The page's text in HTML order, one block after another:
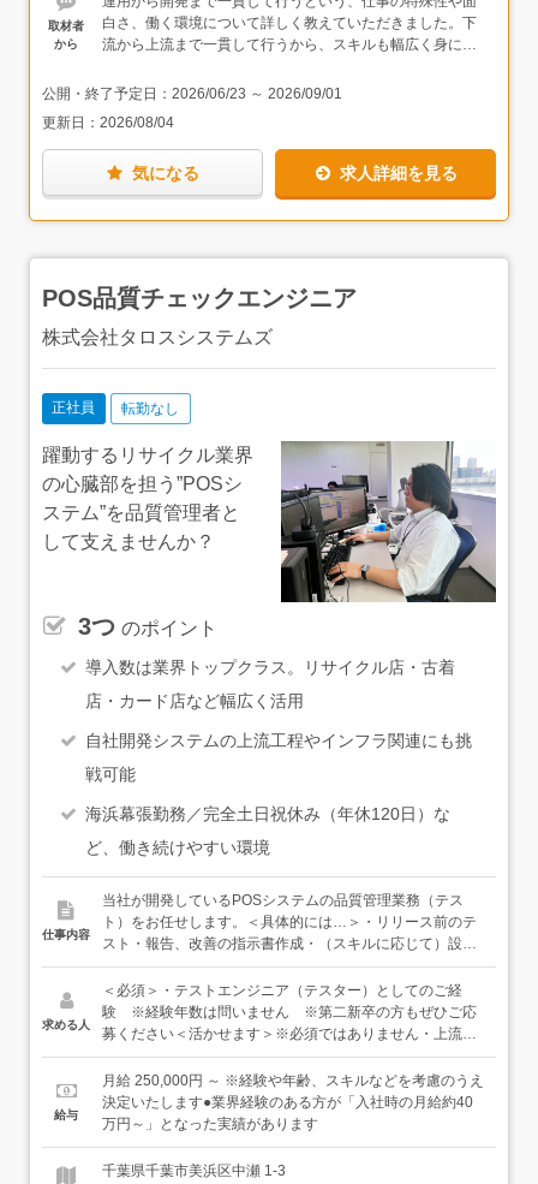
取材者
から
白さ、働く環境について詳しく教えていただきました。下
流から上流まで一貫して行うから、スキルも幅広く身につ
方も多いことなど、未経験の方でも安心して始められる環
また、民間企業だけでなく千葉県など自治体とも長年にわ
たりお取引を行い、安定した経営基盤がある同社。エンジ
ニアの仕事というと、客先常駐型スタイルなど勤務地の異
動が多いイメージもありますが、同社でなら、転勤などの
公開・終了予定日： 2026/06/23 ～ 2026/09/01
更新日： 2026/08/04
気になる 求人詳細を見る
POS品質チェックエンジニア
株式会社タロスシステムズ
正社員 転勤なし
躍動するリサイクル業界
の心臓部を担う”POSシ
ステム”を品質管理者と
して支えませんか？
3つ のポイント
導入数は業界トップクラス。リサイクル店・古着
店・カード店など幅広く活用
自社開発システムの上流工程やインフラ関連にも挑
戦可能
海浜幕張勤務／完全土日祝休み（年休120日）な
ど、働き続けやすい環境
仕事内容
当社が開発しているPOSシステムの品質管理業務（テス
ト）をお任せします。＜具体的には…＞・リリース前のテ
スト・報告、改善の指示書作成・（スキルに応じて）設計
書の作成当社では、プログラミングなどの工程は、中国に
あるラボでのオフショア開発を行っています。あなたが担
当するのは、中国より上がってきたシステムサービスを、
お客様へのリリース前にさまざまな角度から操作テストを
り込めているか」「バグはないか」「余分な動作がない
か」などを、あらゆる角度から操作を試して、チェックし
ていきます。1日で複数の案件に対応する日もあれば、2～
ジニアと主にチャットで連絡を取り合いますが、日本語が
求める人
＜必須＞・テストエンジニア（テスター）としてのご経
験 ※経験年数は問いません ※第二新卒の方もぜひご応
募ください＜活かせます＞※必須ではありません・上流工
程を知っている方（設計や要件定義など）・インフラ関連
の運用保守などのご経験・システムの運用保守などのご経
験※品質管理での経験をもとに、意欲に応じて開発エンジ
ニアやマネジメントなど、キャリアアップしていくことも
給与
月給 250,000円 ～ ※経験や年齢、スキルなどを考慮のうえ
決定いたします●業界経験のある方が「入社時の月給約40
万円～」となった実績があります
千葉県千葉市美浜区中瀬 1-3